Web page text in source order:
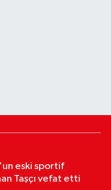
eski sportif
Taşçı vefat etti